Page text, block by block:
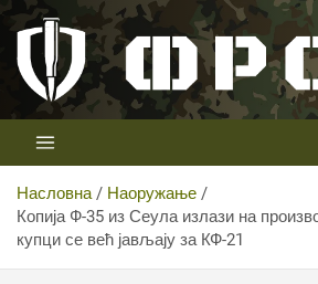
Скип
цонтент
Телевизија
Први војни канал у Србији
Насловна
Наоружање
Копија Ф-35 из Сеула излази на
купци се већ јављају за КФ-21